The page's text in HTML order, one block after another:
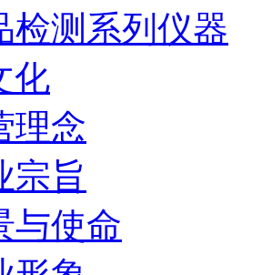
检测系列仪器
化
理念
宗旨
与使命